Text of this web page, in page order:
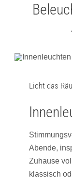
Licht das
Abende,
Zuhause
klassisch